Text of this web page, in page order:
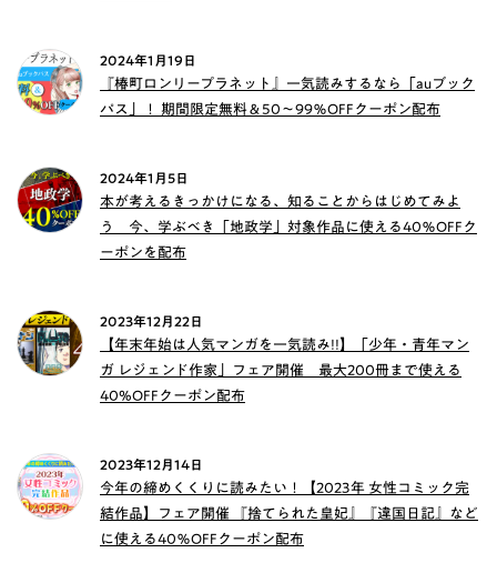
2024年1月19日
『椿町ロンリープラネット』一気読みするなら「auブック
パス」！ 期間限定無料＆50～99％OFFクーポン配布
2024年1月5日
本が考えるきっかけになる、知ることからはじめてみよ
う 今、学ぶべき「地政学」対象作品に使える40％OFFク
ーポンを配布
2023年12月22日
【年末年始は人気マンガを一気読み!!】「少年・青年マン
ガ レジェンド作家」フェア開催 最大200冊まで使える
40%OFFクーポン配布
2023年12月14日
今年の締めくくりに読みたい！【2023年 女性コミック完
結作品】フェア開催 『捨てられた皇妃』『違国日記』など
に使える40％OFFクーポン配布